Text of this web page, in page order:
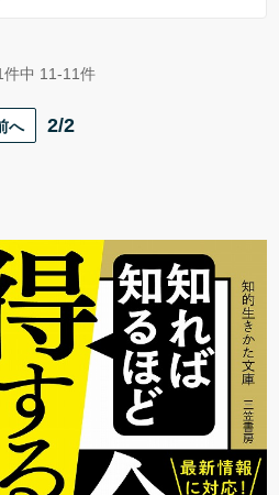
件中 11-11件
へ 2/2